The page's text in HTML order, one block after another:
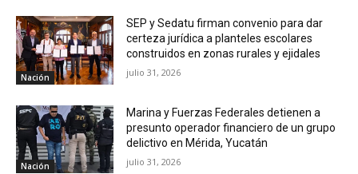
Nación
SEP y Sedatu firman convenio para dar
certeza jurídica a planteles escolares
construidos en zonas rurales y ejidales
julio 31, 2026
Nación
Marina y Fuerzas Federales detienen a
presunto operador financiero de un grupo
delictivo en Mérida, Yucatán
julio 31, 2026